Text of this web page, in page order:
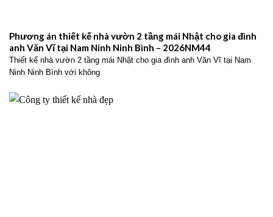
Phương án thiết kế nhà vườn 2 tầng mái Nhật cho gia đình
anh Văn Vĩ tại Nam Ninh Ninh Bình – 2026NM44
Thiết kế nhà vườn 2 tầng mái Nhật cho gia đình anh Văn Vĩ tại Nam
Ninh Ninh Bình với không